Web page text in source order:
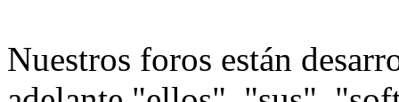
Nuestros foros están